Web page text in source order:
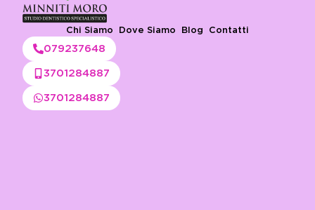
Chi Siamo Dove Siamo Blog Contatti
079237648
3701284887
3701284887